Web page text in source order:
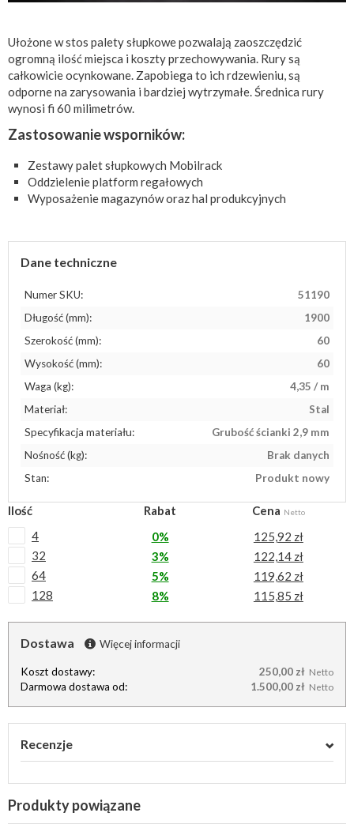
Ułożone w stos palety słupkowe pozwalają zaoszczędzić
ogromną ilość miejsca i koszty przechowywania. Rury są
całkowicie ocynkowane. Zapobiega to ich rdzewieniu, są
odporne na zarysowania i bardziej wytrzymałe. Średnica rury
wynosi fi 60 milimetrów.
Zastosowanie wsporników:
Zestawy palet słupkowych Mobilrack
Oddzielenie platform regałowych
Wyposażenie magazynów oraz hal produkcyjnych
Dane techniczne
Numer SKU:
51190
Długość (mm):
1900
Szerokość (mm):
60
Wysokość (mm):
60
Waga (kg):
4,35 / m
Materiał:
Stal
Specyfikacja materiału:
Grubość ścianki 2,9 mm
Nośność (kg):
Brak danych
Stan:
Produkt nowy
Ilość Rabat Cena Netto
4 0%
125,92 zł
32
3%
122,14 zł
64
5%
119,62 zł
128
8% 115,85 zł
Dostawa Więcej informacji
Koszt dostawy: 250,00 zł Netto
Darmowa dostawa od: 1.500,00 zł Netto
Recenzje
Produkty powiązane